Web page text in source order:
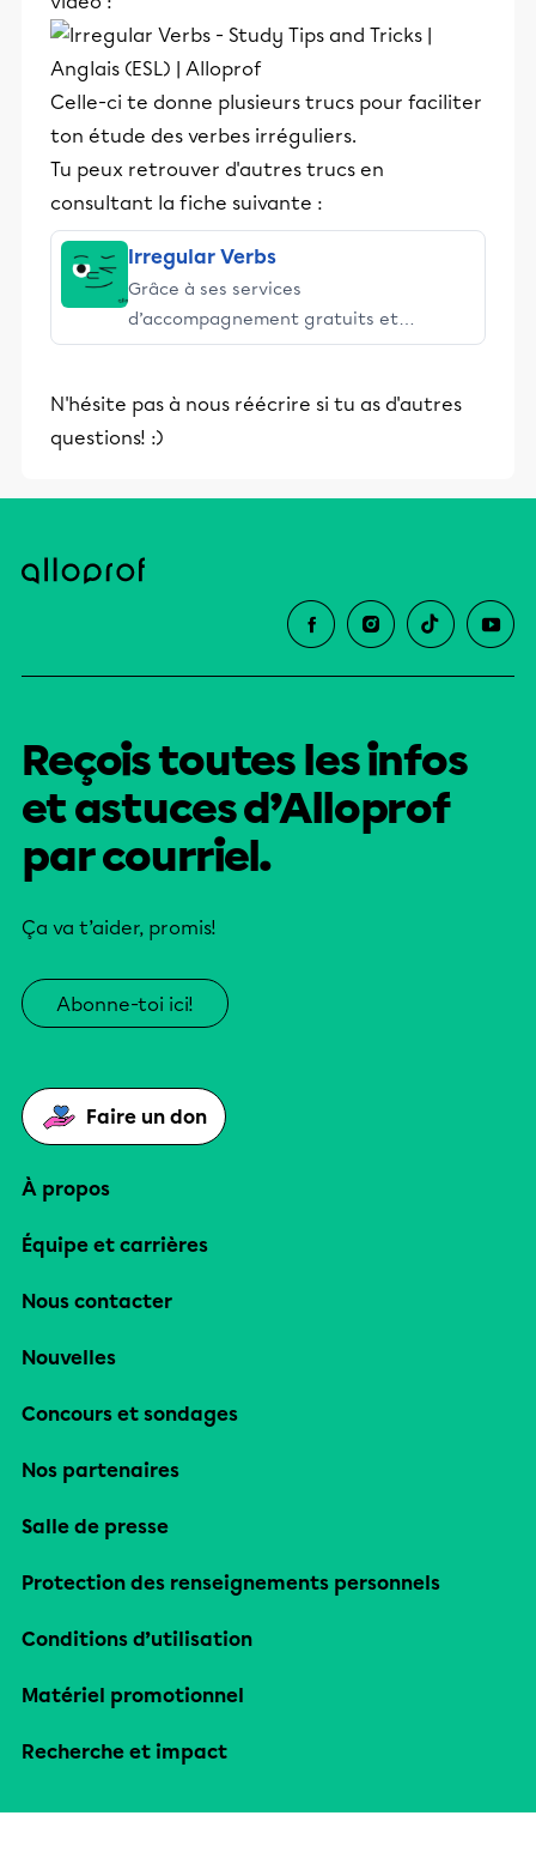
Celle-ci te donne plusieurs trucs pour faciliter
ton étude des verbes irréguliers.
Tu peux retrouver d'autres trucs en
consultant la fiche suivante :
Irregular Verbs
Grâce à ses services
d’accompagnement gratuits et
stimulants, Alloprof engage les élèves
éducative.
N'hésite pas à nous réécrire si tu as d'autres
questions! :)
Reçois toutes les infos
et astuces d’Alloprof
par courriel.
Ça va t’aider, promis!
Abonne-toi ici!
Faire un don
À propos
Équipe et carrières
Nous contacter
Nouvelles
Concours et sondages
Nos partenaires
Salle de presse
Protection des renseignements personnels
Conditions d’utilisation
Matériel promotionnel
Recherche et impact